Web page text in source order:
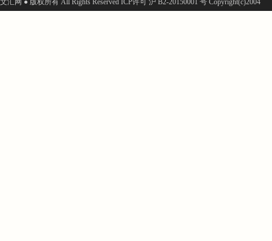
文汇网 ● 版权所有 All Rights Reserved ICP许可 沪 B2-20150001 号 Copyright(c)2004